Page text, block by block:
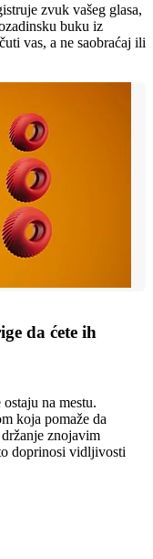
zvuk vašeg glasa,
buku iz
vas, a ne saobraćaj ili
da ćete ih
na mestu.
koja pomaže da
znojavim
doprinosi vidljivosti